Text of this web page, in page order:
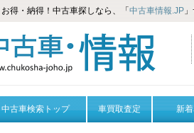
お得・納得！中古車探しなら、「 中古車情報.JP
中古車検索トップ 車買取査定 新